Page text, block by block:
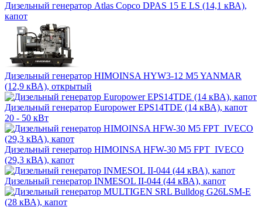
Дизельный генератор Atlas Copco DPAS 15 E LS (14,1 кВА),
капот
Дизельный генератор HIMOINSA HYW3-12 M5 YANMAR
(12,9 кВА), открытый
Дизельный генератор Europower EPS14TDE (14 кВА), капот
20 - 50 кВт
Дизельный генератор HIMOINSA HFW-30 M5 FPT_IVECO
(29,3 кВА), капот
Дизельный генератор INMESOL II-044 (44 кВА), капот